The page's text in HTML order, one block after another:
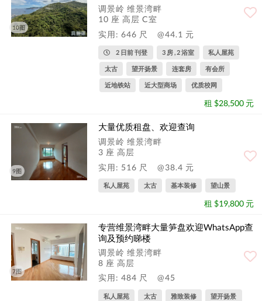
10图
调景岭 维景湾畔
10 座 高层 C室
实用: 646 尺
@44.1 元
2 日前 刊登 3 房 , 2 浴室 私人屋苑
太古 望开扬景 连套房 有会所
近地铁站 近大型商场 优质校网
租 $28,500 元
9图
大量优质租盘、欢迎查询
调景岭 维景湾畔
3 座 高层
实用: 516 尺
@38.4 元
私人屋苑 太古 基本装修 望山景
租 $19,800 元
7图
专营维景湾畔大量笋盘欢迎WhatsApp查
询及预约睇楼
调景岭 维景湾畔
8 座 高层
实用: 484 尺
@45
私人屋苑 太古 雅致装修 望开扬景